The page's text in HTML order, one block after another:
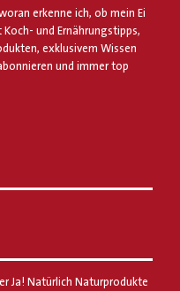
erkenne ich, ob mein Ei
und Ernährungstipps,
exklusivem Wissen
und immer top
Ja! Natürlich Naturprodukte